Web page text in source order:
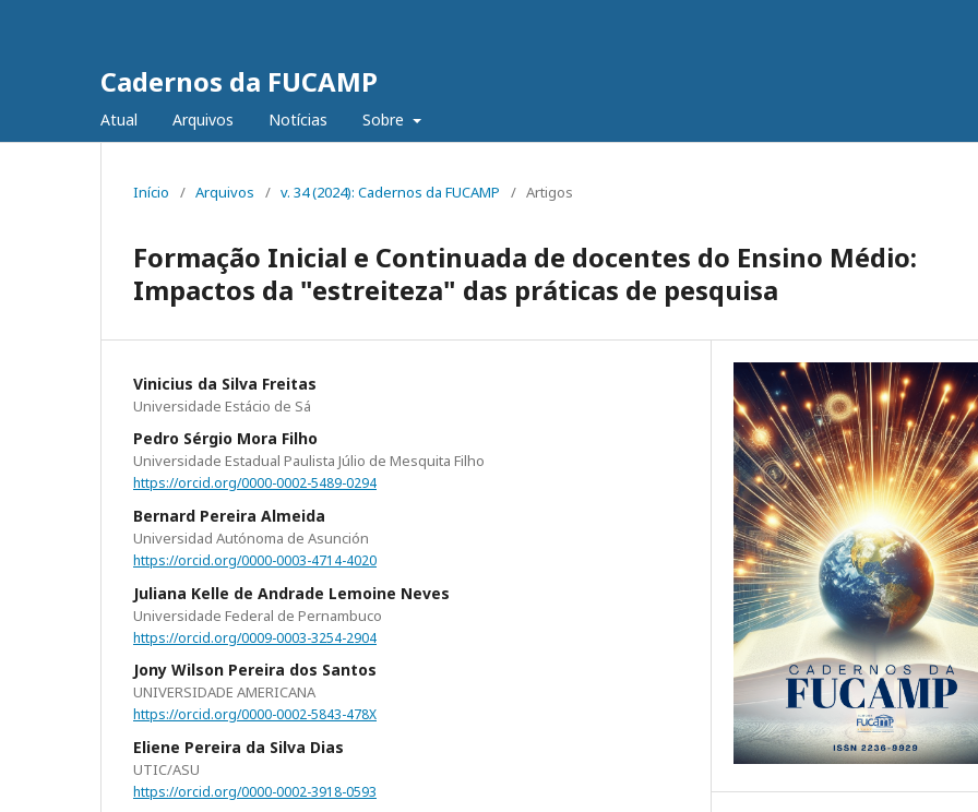
Cadernos da FUCAMP
Atual Arquivos Notícias Sobre
Início / Arquivos / v. 34 (2024): Cadernos da FUCAMP / Artigos
Formação Inicial e Continuada de docentes do Ensino Médio:
Impactos da "estreiteza" das práticas de pesquisa
Vinicius da Silva Freitas
Universidade Estácio de Sá
Pedro Sérgio Mora Filho
Universidade Estadual Paulista Júlio de Mesquita Filho
https://orcid.org/0000-0002-5489-0294
Bernard Pereira Almeida
Universidad Autónoma de Asunción
https://orcid.org/0000-0003-4714-4020
Juliana Kelle de Andrade Lemoine Neves
Universidade Federal de Pernambuco
https://orcid.org/0009-0003-3254-2904
Jony Wilson Pereira dos Santos
UNIVERSIDADE AMERICANA
https://orcid.org/0000-0002-5843-478X
Eliene Pereira da Silva Dias
UTIC/ASU
https://orcid.org/0000-0002-3918-0593